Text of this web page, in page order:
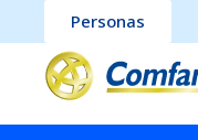
Personas